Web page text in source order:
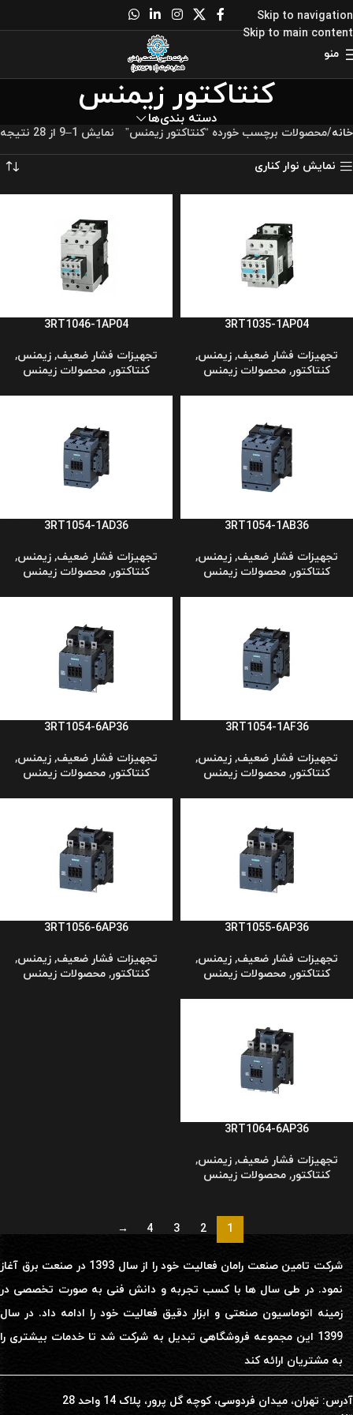
Skip to navigation
Skip to main content
منو
کنتاکتور زیمنس
دسته بندی‌ها
خانه محصولات برچسب خورده “کنتاکتور زیمنس” نمایش 1–9 از 28 نتیجه
نمایش نوار کناری
3RT1035-1AP04
تجهیزات فشار ضعیف, زیمنس,
کنتاکتور, محصولات زیمنس
3RT1046-1AP04
تجهیزات فشار ضعیف, زیمنس,
کنتاکتور, محصولات زیمنس
3RT1054-1AB36
تجهیزات فشار ضعیف, زیمنس,
کنتاکتور, محصولات زیمنس
3RT1054-1AD36
تجهیزات فشار ضعیف, زیمنس,
کنتاکتور, محصولات زیمنس
3RT1054-1AF36
تجهیزات فشار ضعیف, زیمنس,
کنتاکتور, محصولات زیمنس
3RT1054-6AP36
تجهیزات فشار ضعیف, زیمنس,
کنتاکتور, محصولات زیمنس
3RT1055-6AP36
تجهیزات فشار ضعیف, زیمنس,
کنتاکتور, محصولات زیمنس
3RT1056-6AP36
تجهیزات فشار ضعیف, زیمنس,
کنتاکتور, محصولات زیمنس
3RT1064-6AP36
تجهیزات فشار ضعیف, زیمنس,
کنتاکتور, محصولات زیمنس
1
2
3
4
→
شرکت تامین صنعت رامان فعالیت خود را از سال 1393 در صنعت برق آغاز
نمود. در طی سال ها با کسب تجربه و دانش فنی به صورت تخصصی در
زمینه اتوماسیون صنعتی و ابزار دقیق فعالیت خود را ادامه داد. در سال
1399 این مجموعه فروشگاهی تبدیل به شرکت شد تا خدمات بیشتری را
به مشتریان ارائه کند
آدرس: تهران، میدان فردوسی، کوچه گل پرور، پلاک 14 واحد 28